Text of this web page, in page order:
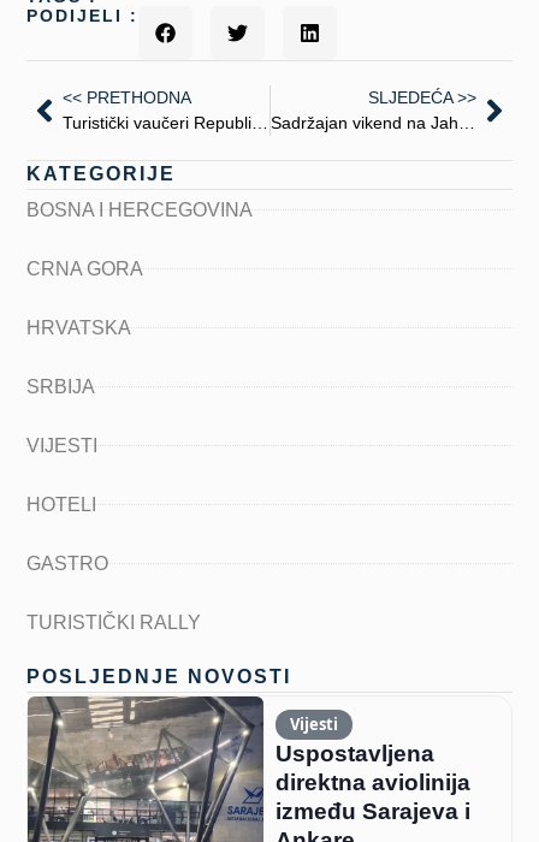
PODIJELI :
<< PRETHODNA
SLJEDEĆA >>
KATEGORIJE
BOSNA I HERCEGOVINA
CRNA GORA
HRVATSKA
SRBIJA
VIJESTI
HOTELI
GASTRO
TURISTIČKI RALLY
POSLJEDNJE NOVOSTI
Vijesti
Uspostavljena
direktna aviolinija
između Sarajeva i